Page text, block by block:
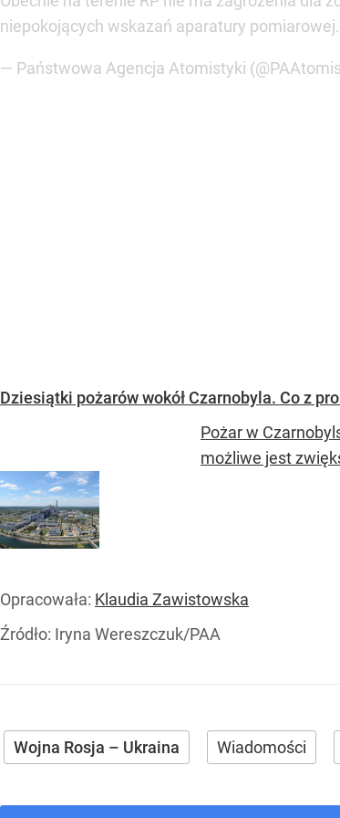
niepokojących wskazań aparatury pomiarowej.
— Państwowa Agencja Atomistyki
Dziesiątki pożarów wokół Czarnobyla. Co z
Pożar w
możliwe jest
Opracowała: Klaudia Zawistowska
Źródło: Iryna Wereszczuk/PAA
Wojna Rosja – Ukraina Wiadomości